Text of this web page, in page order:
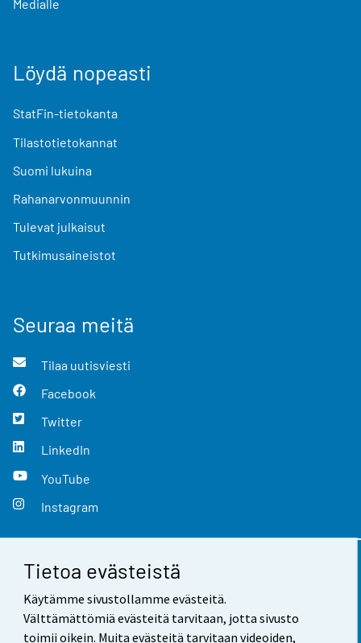
Tietoa evästeistä
Käytämme sivustollamme evästeitä.
Välttämättömiä evästeitä tarvitaan, jotta sivusto
toimii oikein. Muita evästeitä tarvitaan videoiden,
Medialle
Löydä nopeasti
StatFin-tietokanta
Tilastotietokannat
Suomi lukuina
Rahanarvonmuunnin
Tulevat julkaisut
Tutkimusaineistot
Seuraa meitä
Tilaa uutisviesti
Facebook
Twitter
LinkedIn
YouTube
Instagram
Yhteystiedot
Palaute
Käyttöehdot